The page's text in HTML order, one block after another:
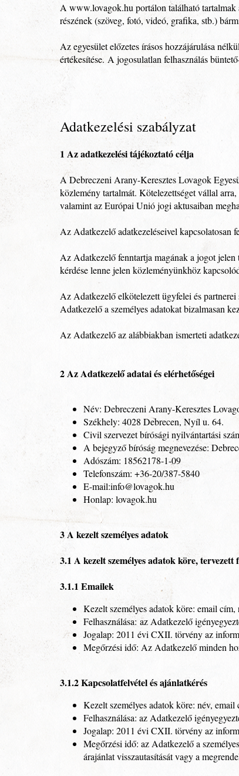
A www.lovagok.hu portálon található
részének (szöveg, fotó, videó, grafika, stb.)
Az egyesület előzetes írásos hozzájárulása
értékesítése. A jogosulatlan felhasználás
Adatkezelési szabályzat
1 Az adatkezelési tájékoztató célja
A Debreczeni Arany-Keresztes Lovagok
közlemény tartalmát. Kötelezettséget vállal
valamint az Európai Unió jogi aktusaiban
Az Adatkezelő adatkezeléseivel kapcsolatosan
Az Adatkezelő fenntartja magának a jogot
kérdése lenne jelen közleményünkhöz
Az Adatkezelő elkötelezett ügyfelei és
Adatkezelő a személyes adatokat bizalmasan
Az Adatkezelő az alábbiakban ismerteti
2 Az Adatkezelő adatai és elérhetőségei
Név: Debreczeni Arany-Keresztes
Székhely: 4028 Debrecen, Nyíl u. 64.
Civil szervezet bírósági nyilvántartási
A bejegyző bíróság megnevezése:
Adószám: 18562178-1-09
Telefonszám: +36-20/387-5840
E-mail:info@lovagok.hu
Honlap: lovagok.hu
3 A kezelt személyes adatok
3.1 A kezelt személyes adatok köre, tervezett
3.1.1 Emailek
Kezelt személyes adatok köre: email
Felhasználása: az Adatkezelő
Jogalap: 2011 évi CXII. törvény az
Megőrzési idő: Az Adatkezelő minden
3.1.2 Kapcsolatfelvétel és ajánlatkérés
Kezelt személyes adatok köre: név,
Felhasználása: az Adatkezelő
Jogalap: 2011 évi CXII. törvény az
Megőrzési idő: az Adatkezelő a
árajánlat visszautasítását vagy a